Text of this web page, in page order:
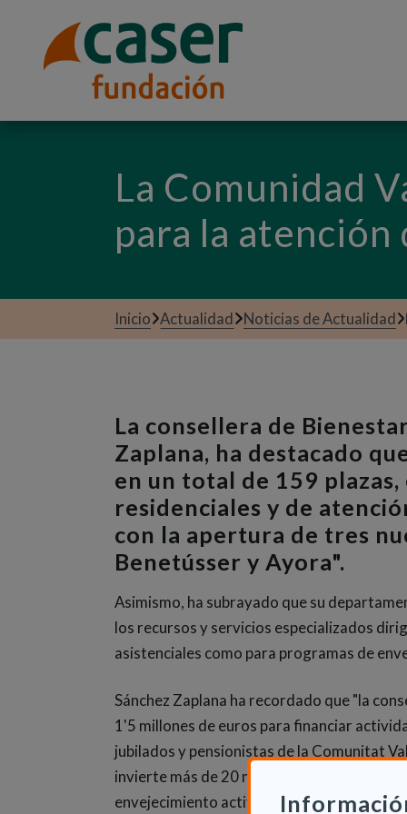
La Comunidad
para la atención
Inicio Actualidad Noticias de Actualidad
La consellera de
Zaplana, ha destacado
en un total de 159
residenciales y de
con la apertura de tres
Benetússer y Ayora".
Asimismo, ha subrayado que su
los recursos y servicios especializados
asistenciales como para programas de
Sánchez Zaplana ha recordado que "la
1'5 millones de euros para financiar
jubilados y pensionistas de la Comunitat
invierte más de 20 millones de euros en
envejecimiento activo".